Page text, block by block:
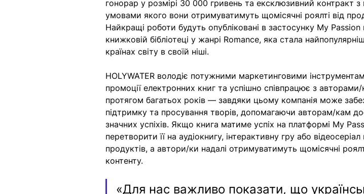
гонорар у розмірі 30 000 гривень та ексклюзивний контракт з
умовами якого вони отримуватимуть щомісячні роялті від
Найкращі роботи будуть опубліковані в застосунку My
книжковій бібліотеці у жанрі Romance, яка стала
країнах світу в своїй ніші.
HOLYWATER володіє потужними маркетинговими
промоції електронних книг та успішно співпрацює з
протягом багатьох років –– завдяки цьому компанія може
підтримку та просування творів, допомагаючи авторам/кам
значних успіхів. Якщо книга матиме успіх на платформі My
перетворити її на аудіокнигу, інтерактивну гру або
продуктів, а автори/ки надалі отримуватимуть щомісячні
контенту.
«Для нас важливо показати, що